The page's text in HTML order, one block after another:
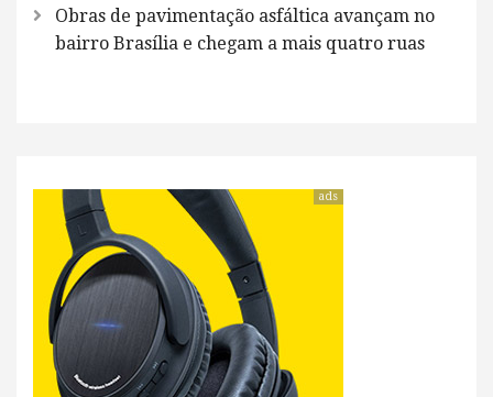
Obras de pavimentação asfáltica avançam no
bairro Brasília e chegam a mais quatro ruas
ads